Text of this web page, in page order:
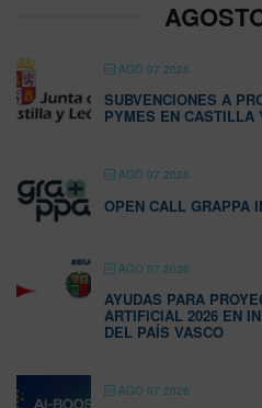
AGO 07 2026
SUBVENCIONES A
PYMES EN CASTILLA
AGO 07 2026
OPEN CALL GRAPPA
AGO 07 2026
AYUDAS PARA
ARTIFICIAL 2026 EN
DEL PAÍS VASCO
AGO 07 2026